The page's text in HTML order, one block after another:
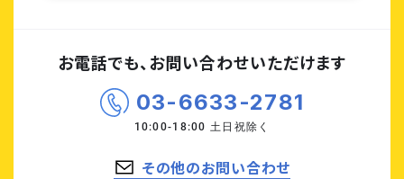
お電話でも、お問い合わせいただけます
03-6633-2781
その他のお問い合わせ